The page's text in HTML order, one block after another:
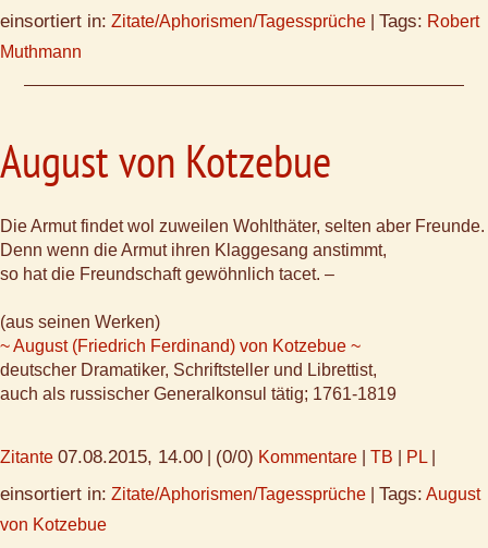
einsortiert in: Zitate/Aphorismen/Tagessprüche Tags: Robert
Muthmann
August von Kotzebue
Die Armut findet wol zuweilen Wohlthäter, selten aber Freunde.
Denn wenn die Armut ihren Klaggesang anstimmt,
so hat die Freundschaft gewöhnlich tacet. –
(aus seinen Werken)
~ August (Friedrich Ferdinand) von Kotzebue ~
deutscher Dramatiker, Schriftsteller und Librettist,
auch als russischer Generalkonsul tätig; 1761-1819
Zitante 07.08.2015, 14.00 (0/0) Kommentare TB PL
einsortiert in: Zitate/Aphorismen/Tagessprüche Tags: August
von Kotzebue